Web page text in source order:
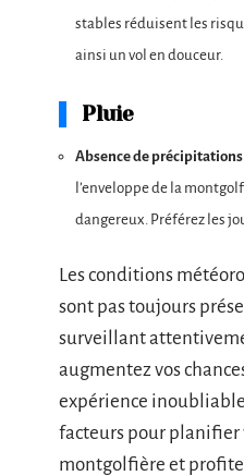
stables réduisent les
ainsi un vol en douceur.
Pluie
Absence de précipitations
l’enveloppe de la
dangereux. Préférez les
Les conditions
sont pas toujours
surveillant
augmentez vos
expérience
facteurs pour planifier
montgolfière et